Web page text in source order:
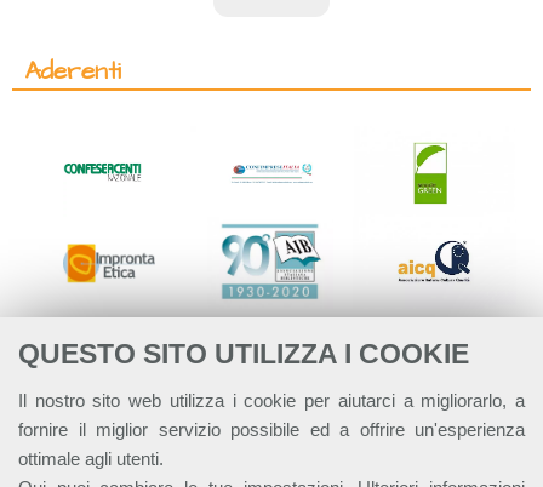
QUESTO SITO UTILIZZA I COOKIE
Il nostro sito web utilizza i cookie per aiutarci a migliorarlo, a
fornire il miglior servizio possibile ed a offrire un'esperienza
ottimale agli utenti.
Aderenti